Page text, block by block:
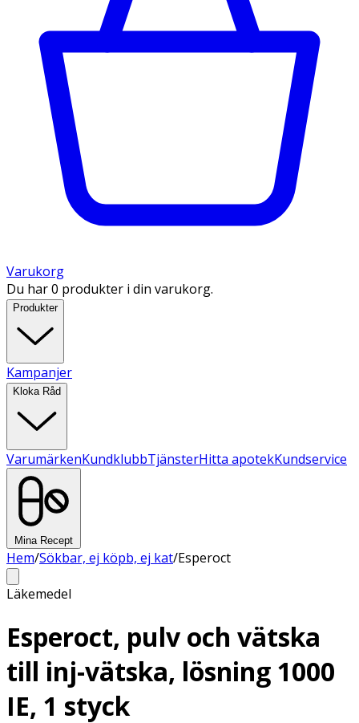
Varukorg
Du har 0 produkter i din varukorg.
Produkter
Kampanjer
Kloka Råd
VarumärkenKundklubbTjänsterHitta apotekKundservice
Mina Recept
Hem/Sökbar, ej köpb, ej kat/Esperoct
Läkemedel
Esperoct, pulv och vätska
till inj-vätska, lösning 1000
IE, 1 styck